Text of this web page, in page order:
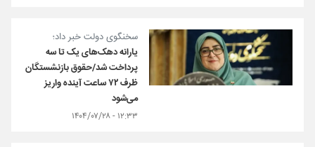
سخنگوی دولت خبر داد؛
یارانه دهک‌های یک تا سه
پرداخت شد/حقوق بازنشستگان
ظرف ۷۲ ساعت آینده واریز
می‌شود
۱۲:۳۳ - ۱۴۰۴/۰۷/۲۸